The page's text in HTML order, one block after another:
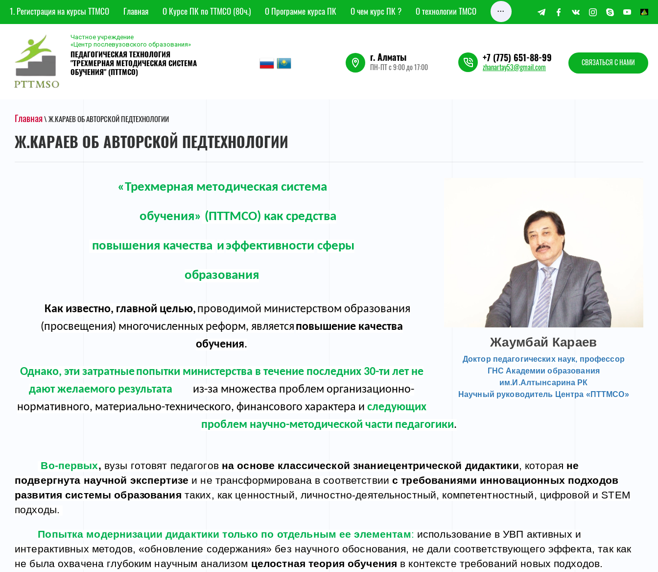
1. Регистрация на курсы ТТМСО Главная О Курсе ПК по ТТМСО (80ч.) О Программе курса ПК О чем курс ПК ? О технологии ТМСО ...
Частное учреждение
«Центр послевузовского образования»
ПЕДАГОГИЧЕСКАЯ ТЕХНОЛОГИЯ
"ТРЕХМЕРНАЯ МЕТОДИЧЕСКАЯ СИСТЕМА
ОБУЧЕНИЯ" (ПТТМСО)
г. Алматы
ПН-ПТ с 9:00 до 17:00
+7 (775) 651-88-99
zhanartay53@gmail.com
СВЯЗАТЬСЯ С НАМИ
Главная \ Ж.КАРАЕВ ОБ АВТОРСКОЙ ПЕДТЕХНОЛОГИИ
Ж.КАРАЕВ ОБ АВТОРСКОЙ ПЕДТЕХНОЛОГИИ
Жаумбай Караев
Доктор педагогических наук, профессор
ГНС Академии образования
им.И.Алтынсарина РК
Научный руководитель Центра « ПТТМСО»
«Трехмерная методическая система
обучения» (ПТТМСО) как средства
повышения качества иэффективности сферы
образования
Как известно, главной целью, проводимой министерством образования
(просвещения) многочисленных реформ, является повышение качества
обучения.
Однако, эти затратныепопытки министерства в течение последних 30-ти лет не
дают желаемого результата
из-за множества проблем организационно-
нормативного, материально-технического, финансового характера и следующих
проблем научно-методической части педагогики.
Во-первых, вузы готовят педагогов на основе классической знаниецентрической дидактики, которая не
подвергнута научной экспертизе и не трансформирована в соответствиис требованиями инновационных подходов
развития системы образования таких, как ценностный, личностно-деятельностный, компетентностный, цифровой и STEM
подходы.
Попытка модернизации дидактики только по отдельным ее элементам: использование в УВП активных и
интерактивных методов, «обновление содержания» без научного обоснования, не дали соответствующего эффекта, так как
не была охвачена глубоким научным анализом целостная теория обучения в контексте требований новых подходов.